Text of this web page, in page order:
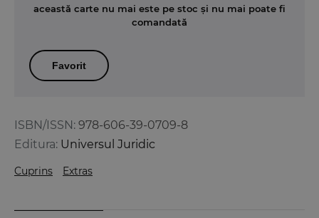
ISBN/ISSN: 978-606-39-0709-8
Editura: Universul Juridic
Cuprins Extras
această carte nu mai este pe stoc și nu mai poate fi
comandată
Favorit